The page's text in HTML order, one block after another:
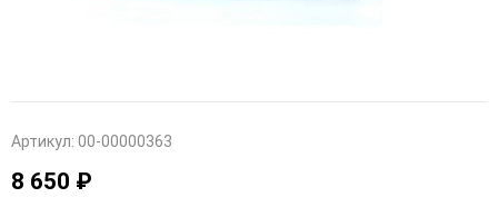
Артикул: 00-00000363
8 650 ₽